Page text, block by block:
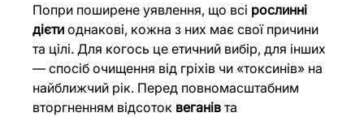
Попри поширене уявлення, що всі рослинні
дієти однакові, кожна з них має свої причини
та цілі. Для когось це етичний вибір, для інших
— спосіб очищення від гріхів чи «токсинів» на
найближчий рік. Перед повномасштабним
вторгненням відсоток веганів та